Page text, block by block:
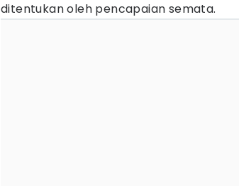
ditentukan oleh pencapaian semata.